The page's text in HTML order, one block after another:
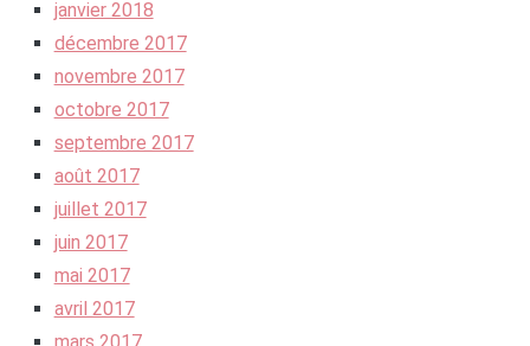
janvier 2018
décembre 2017
novembre 2017
octobre 2017
septembre 2017
août 2017
juillet 2017
juin 2017
mai 2017
avril 2017